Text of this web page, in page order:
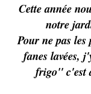
Cette année
notre
Pour ne pas
fanes lavées,
frigo" c'est